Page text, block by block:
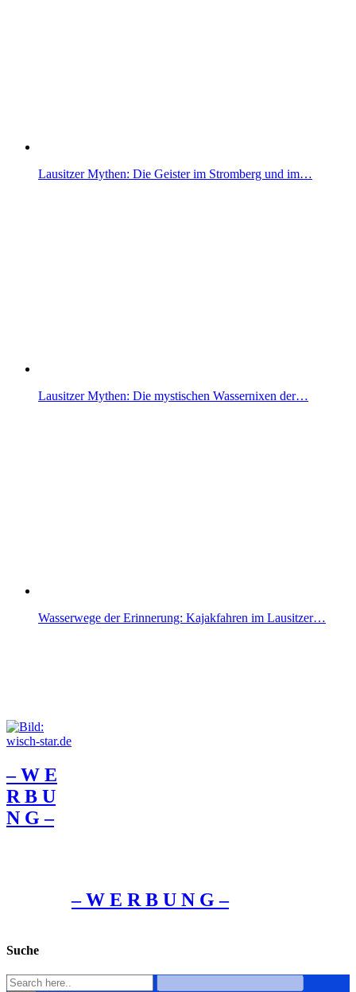
Lausitzer Mythen: Die Geister im Stromberg und im…
Lausitzer Mythen: Die mystischen Wassernixen der…
Wasserwege der Erinnerung: Kajakfahren im Lausitzer…
– W Ε
R Β U
Ν G –
– W Ε R Β U Ν G –
Suche